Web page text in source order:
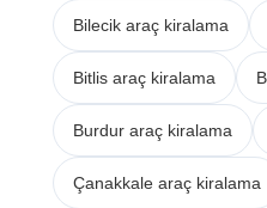
Bilecik araç kiralama
Bitlis araç kiralama
Burdur araç kiralama
Çanakkale araç kiralama